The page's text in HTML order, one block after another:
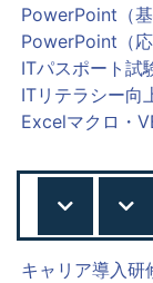
PowerPoint（
PowerPoint（
ITパスポート試
ITリテラシー向
Excelマクロ・
キャリア導入研